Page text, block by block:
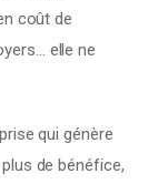
coût de
elle ne
qui génère
de bénéfice,